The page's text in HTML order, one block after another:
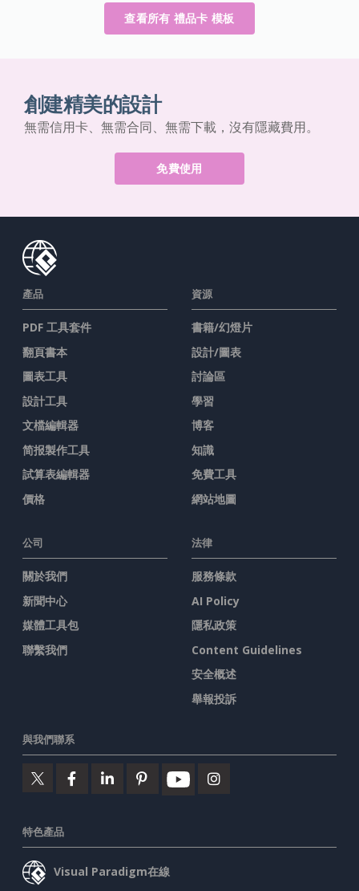
查看所有 禮品卡 模板
創建精美的設計
無需信用卡、無需合同、無需下載，沒有隱藏費用。
免費使用
產品
PDF 工具套件
翻頁書本
圖表工具
設計工具
文檔編輯器
简报製作工具
試算表編輯器
價格
資源
書籍/幻燈片
設計/圖表
討論區
學習
博客
知識
免費工具
網站地圖
公司
關於我們
新聞中心
媒體工具包
聯繫我們
法律
服務條款
AI Policy
隱私政策
Content Guidelines
安全概述
舉報投訴
與我們聯系
特色產品
Visual Paradigm在線